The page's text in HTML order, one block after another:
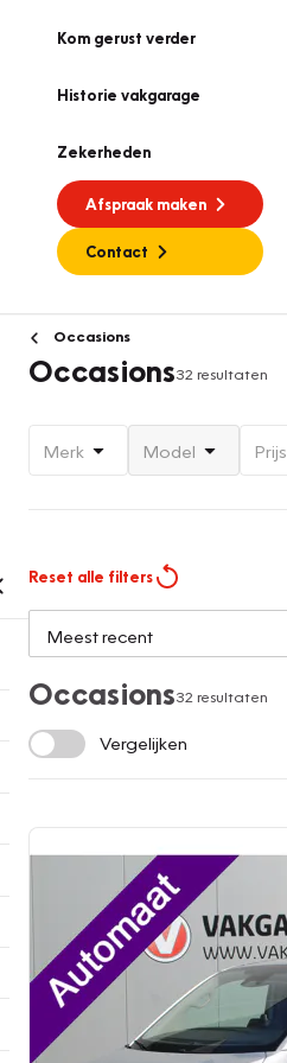
Kom gerust verder
Historie vakgarage
Zekerheden
Afspraak maken
Contact
Occasions
Occasions32 resultaten
Merk Model Prijs
Reset alle filters
Occasions32 resultaten
Vergelijken